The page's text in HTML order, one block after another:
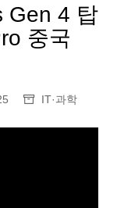
Gen 4 탑
중국
IT·과학